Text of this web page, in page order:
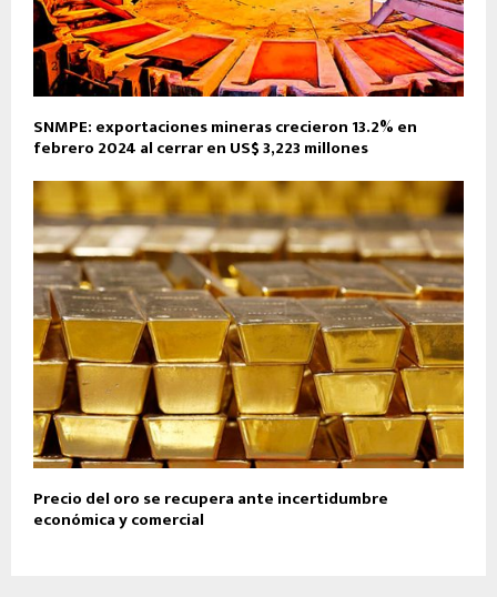
SNMPE: exportaciones mineras crecieron 13.2% en
febrero 2024 al cerrar en US$ 3,223 millones
Precio del oro se recupera ante incertidumbre
económica y comercial